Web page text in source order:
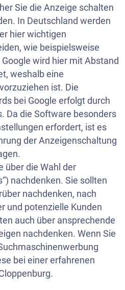
Sie die Anzeige schalten
In Deutschland werden
hier wichtigen
wie beispielsweise
wird hier mit Abstand
weshalb eine
ist. Die
bei Google erfolgt durch
Da die Software besonders
erfordert, ist es
der Anzeigenschaltung
über die Wahl der
nachdenken. Sie sollten
nachdenken, nach
und potenzielle Kunden
auch über ansprechende
nachdenken. Wenn Sie
bei einer erfahrenen